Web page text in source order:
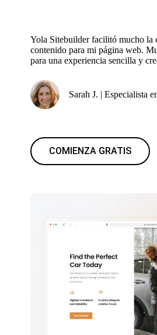
Yola Sitebuilder facilitó mucho la
contenido para mi página web.
para una experiencia sencilla y
Sarah J. | Especialista
COMIENZA GRATIS